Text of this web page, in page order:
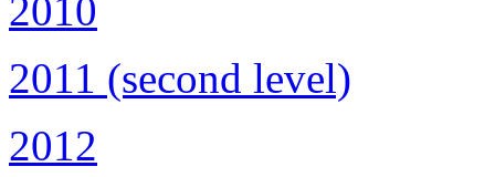
2010
2011 (second level)
2012